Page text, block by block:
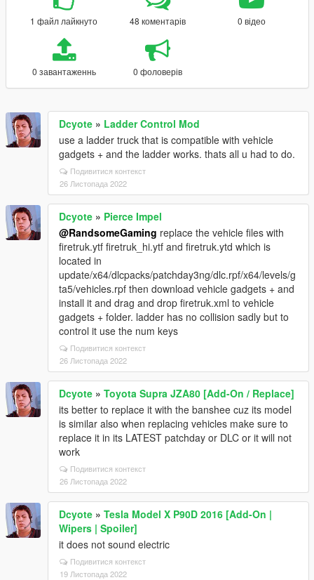
1 файл лайкнуто 48 коментарів 0 відео
0 завантаженнь 0 фоловерів
Dcyote » Ladder Control Mod
use a ladder truck that is compatible with vehicle
gadgets + and the ladder works. thats all u had to do.
Подивитися контекст
26 Листопада 2022
Dcyote » Pierce Impel
@RandsomeGaming replace the vehicle files with
firetruk.ytf firetruk_hi.ytf and firetruk.ytd which is
located in
update/x64/dlcpacks/patchday3ng/dlc.rpf/x64/levels/g
ta5/vehicles.rpf then download vehicle gadgets + and
install it and drag and drop firetruk.xml to vehicle
gadgets + folder. ladder has no collision sadly but to
control it use the num keys
Подивитися контекст
26 Листопада 2022
Dcyote » Toyota Supra JZA80 [Add-On / Replace]
its better to replace it with the banshee cuz its model
is similar also when replacing vehicles make sure to
replace it in its LATEST patchday or DLC or it will not
work
Подивитися контекст
26 Листопада 2022
Dcyote » Tesla Model X P90D 2016 [Add-On |
Wipers | Spoiler]
it does not sound electric
Подивитися контекст
19 Листопада 2022